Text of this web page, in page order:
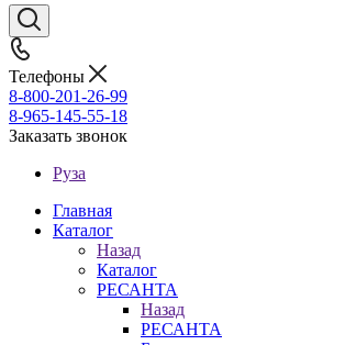
Телефоны
8-800-201-26-99
8-965-145-55-18
Заказать звонок
Руза
Главная
Каталог
Назад
Каталог
РЕСАНТА
Назад
РЕСАНТА